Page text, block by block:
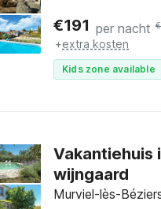
€191 per nacht €
+extra kosten
Kids zone available
Vakantiehuis
wijngaard
Murviel-lès-